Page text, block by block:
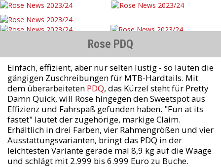
Rose PDQ
Einfach, effizient, aber nur selten lustig - so lauten die
gängigen Zuschreibungen für MTB-Hardtails. Mit
dem überarbeiteten PDQ, das Kürzel steht für Pretty
Damn Quick, will Rose hingegen den Sweetspot aus
Effizienz und Fahrspaß gefunden haben. "Fun at its
fastet" lautet der zugehörige, markige Claim.
Erhältlich in drei Farben, vier Rahmengrößen und vier
Ausstattungsvarianten, bringt das PDQ in der
leichtesten Variante gerade mal 8,9 kg auf die Waage
und schlägt mit 2.999 bis 6.999 Euro zu Buche.